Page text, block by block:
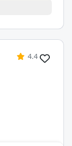
4.4